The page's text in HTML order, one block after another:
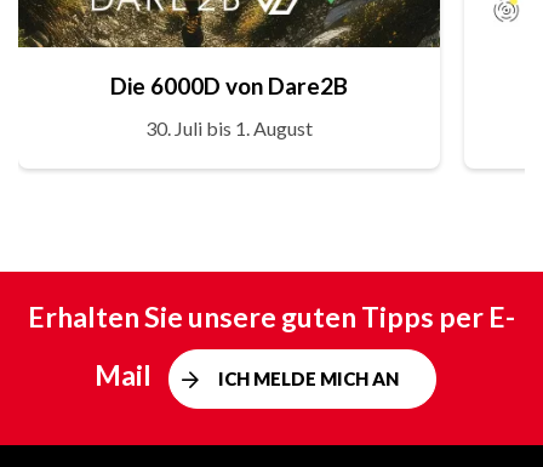
Die 6000D von Dare2B
30. Juli bis 1. August
Erhalten Sie unsere guten Tipps per E-
Mail
ICH MELDE MICH AN